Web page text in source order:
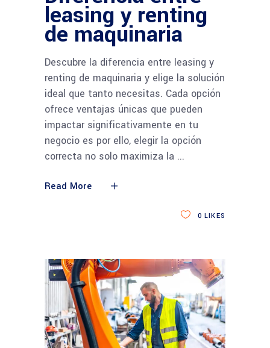
leasing y renting
de maquinaria
Descubre la diferencia entre leasing y
renting de maquinaria y elige la solución
ideal que tanto necesitas. Cada opción
ofrece ventajas únicas que pueden
impactar significativamente en tu
negocio es por ello, elegir la opción
correcta no solo maximiza la
Read More
0 LIKES